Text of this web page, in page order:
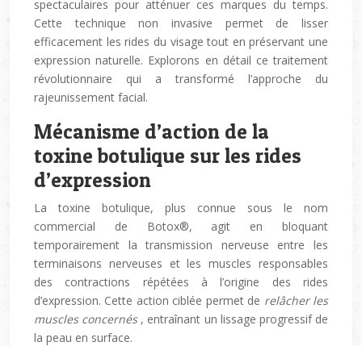
spectaculaires pour atténuer ces marques du temps.
Cette technique non invasive permet de lisser
efficacement les rides du visage tout en préservant une
expression naturelle. Explorons en détail ce traitement
révolutionnaire qui a transformé l’approche du
rajeunissement facial.
Mécanisme d’action de la
toxine botulique sur les rides
d’expression
La toxine botulique, plus connue sous le nom
commercial de Botox®, agit en bloquant
temporairement la transmission nerveuse entre les
terminaisons nerveuses et les muscles responsables
des contractions répétées à l’origine des rides
d’expression. Cette action ciblée permet de relâcher les
muscles concernés , entraînant un lissage progressif de
la peau en surface.